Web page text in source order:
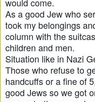
would come.
As a good Jew who
took my belongings
column with the
children and men.
Situation like in Nazi
Those who refuse to
handcuffs or a fine of
good Jews so we got